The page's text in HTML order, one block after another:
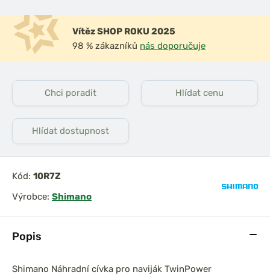
Baitrunner LC 14000
Popis
Shimano Náhradní cívka pro naviják TwinPower
Vítěz SHOP ROKU 2025
98 % zákazníků nás doporučuje
Chci poradit Hlídat cenu
Hlídat dostupnost
Kód: 10R7Z
Výrobce: Shimano